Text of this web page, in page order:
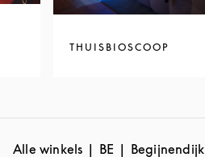
THUISBIOSCOOP
Alle winkels BE Begijnendijk